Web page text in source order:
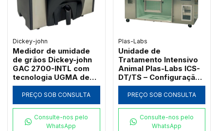
Dickey-john
Medidor de umidade
de grãos Dickey-john
GAC 2700-INTL com
tecnologia UGMA de
149 MHz
PREÇO SOB CONSULTA
Consulte-nos pelo
WhatsApp
Plas-Labs
Unidade de
Tratamento Intensivo
Animal Plas-Labs ICS-
DT/TS – Configuração
Vertical de Alta
Estatura
PREÇO SOB CONSULTA
Consulte-nos pelo
WhatsApp